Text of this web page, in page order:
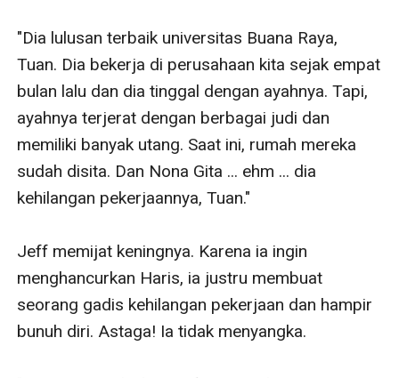
"Dia lulusan terbaik universitas Buana Raya,
Tuan. Dia bekerja di perusahaan kita sejak empat
bulan lalu dan dia tinggal dengan ayahnya. Tapi,
ayahnya terjerat dengan berbagai judi dan
memiliki banyak utang. Saat ini, rumah mereka
sudah disita. Dan Nona Gita ... ehm ... dia
kehilangan pekerjaannya, Tuan."
Jeff memijat keningnya. Karena ia ingin
menghancurkan Haris, ia justru membuat
seorang gadis kehilangan pekerjaan dan hampir
bunuh diri. Astaga! Ia tidak menyangka.